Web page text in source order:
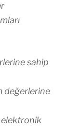
sahip
değerlerine
elektronik